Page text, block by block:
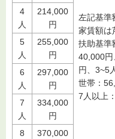
左記基準
家賃額は
扶助基準
40,000
円、3~5
世帯：
7人以上
4
人
214,000
円
5
人
255,000
円
6
人
297,000
円
7
人
334,000
円
8
370,000